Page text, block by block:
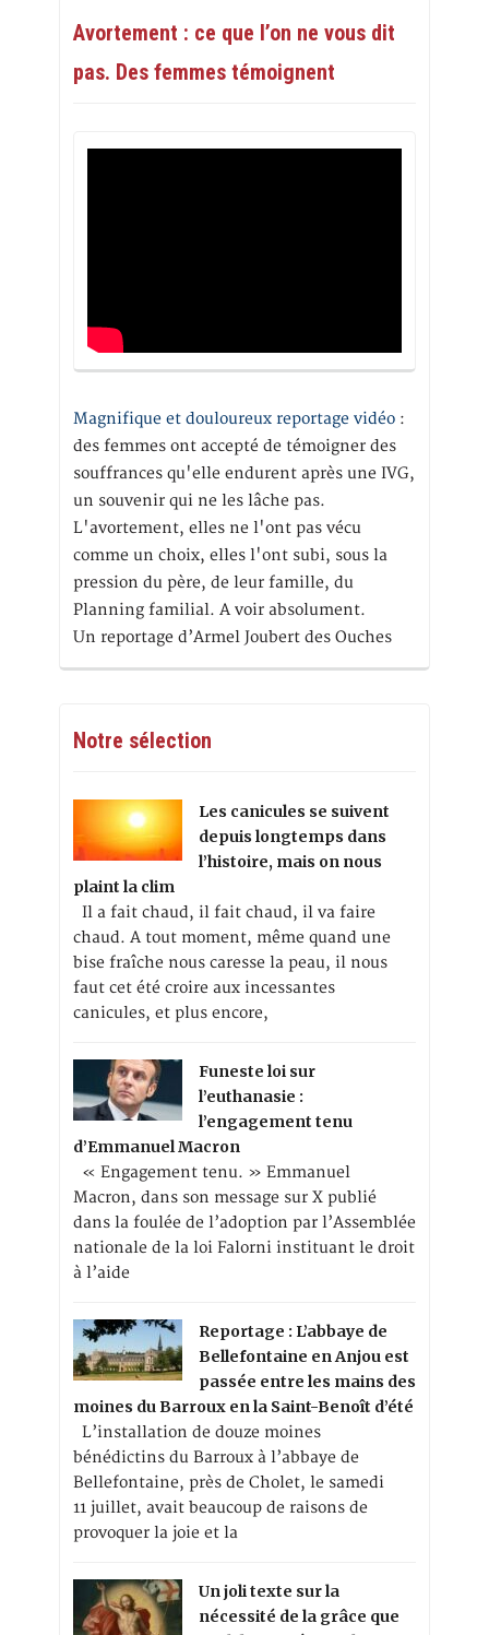
Avortement : ce que l’on ne vous dit
pas. Des femmes témoignent
Magnifique et douloureux reportage vidéo :
des femmes ont accepté de témoigner des
souffrances qu'elle endurent après une IVG,
un souvenir qui ne les lâche pas.
L'avortement, elles ne l'ont pas vécu
comme un choix, elles l'ont subi, sous la
pression du père, de leur famille, du
Planning familial. A voir absolument.
Un reportage d’Armel Joubert des Ouches
Notre sélection
Les canicules se suivent
depuis longtemps dans
l’histoire, mais on nous
plaint la clim
Il a fait chaud, il fait chaud, il va faire
chaud. A tout moment, même quand une
bise fraîche nous caresse la peau, il nous
faut cet été croire aux incessantes
canicules, et plus encore,
Funeste loi sur
l’euthanasie :
l’engagement tenu
d’Emmanuel Macron
« Engagement tenu. » Emmanuel
Macron, dans son message sur X publié
dans la foulée de l’adoption par l’Assemblée
nationale de la loi Falorni instituant le droit
à l’aide
Reportage : L’abbaye de
Bellefontaine en Anjou est
passée entre les mains des
moines du Barroux en la Saint-Benoît d’été
L’installation de douze moines
bénédictins du Barroux à l’abbaye de
Bellefontaine, près de Cholet, le samedi
11 juillet, avait beaucoup de raisons de
provoquer la joie et la
Un joli texte sur la
nécessité de la grâce que